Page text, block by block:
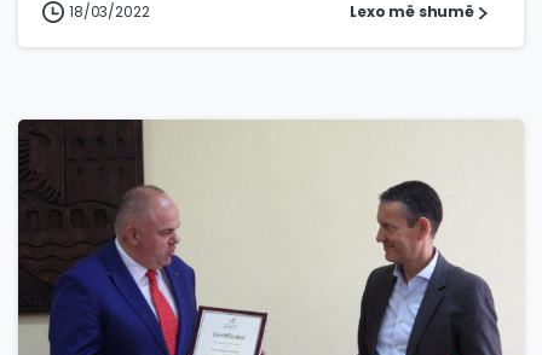
18/03/2022 Lexo më shumë